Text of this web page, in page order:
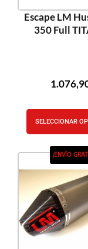
Escape LM
350 Full
SELECCIONAR
¡ENVÍO